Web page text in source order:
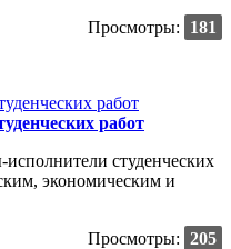
Просмотры:
181
работ
студенческих
экономическим и
Просмотры: 205